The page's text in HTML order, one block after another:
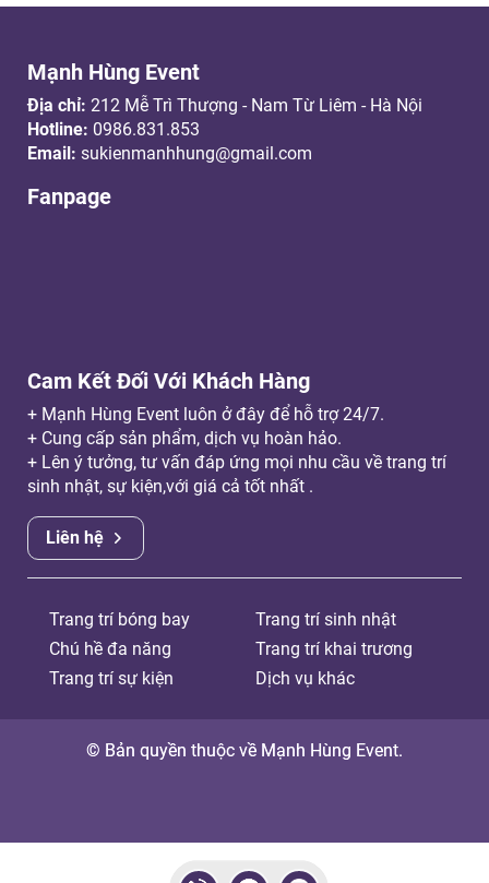
Mạnh Hùng Event
Địa chỉ: 212 Mễ Trì Thượng - Nam Từ Liêm - Hà Nội
Hotline: 0986.831.853
Email: sukienmanhhung@gmail.com
Fanpage
Cam Kết Đối Với Khách Hàng
+ Mạnh Hùng Event luôn ở đây để hỗ trợ 24/7.
+ Cung cấp sản phẩm, dịch vụ hoàn hảo.
+ Lên ý tưởng, tư vấn đáp ứng mọi nhu cầu về trang trí
sinh nhật, sự kiện,với giá cả tốt nhất .
Liên hệ
Trang trí bóng bay
Trang trí sinh nhật
Chú hề đa năng
Trang trí khai trương
Trang trí sự kiện
Dịch vụ khác
© Bản quyền thuộc về Mạnh Hùng Event.